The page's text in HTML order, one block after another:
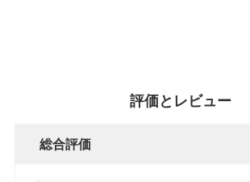
評価とレビュー
総合評価